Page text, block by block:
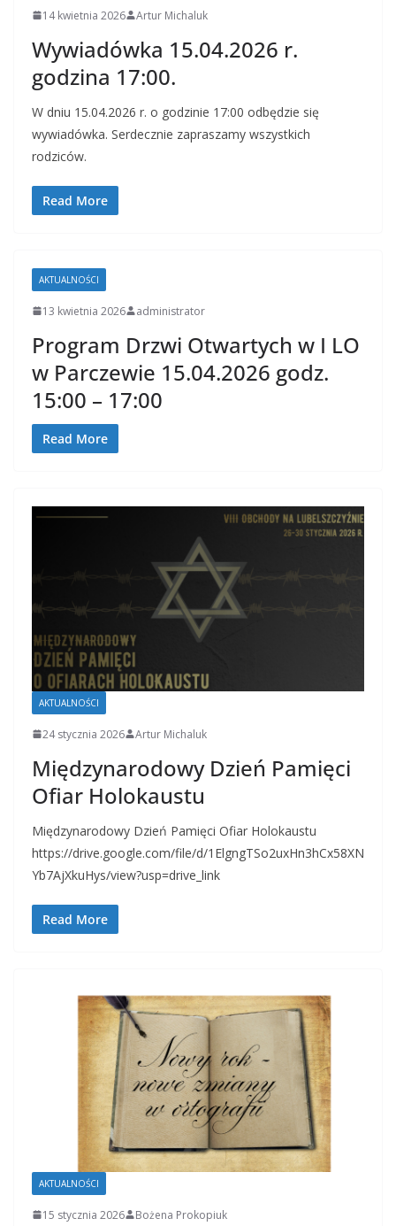
14 kwietnia 2026 Artur Michaluk
Wywiadówka 15.04.2026 r.
godzina 17:00.
W dniu 15.04.2026 r. o godzinie 17:00 odbędzie się
wywiadówka. Serdecznie zapraszamy wszystkich
rodziców.
Read More
AKTUALNOŚCI
13 kwietnia 2026 administrator
Program Drzwi Otwartych w I LO
w Parczewie 15.04.2026 godz.
15:00 – 17:00
Read More
AKTUALNOŚCI
24 stycznia 2026 Artur Michaluk
Międzynarodowy Dzień Pamięci
Ofiar Holokaustu
Międzynarodowy Dzień Pamięci Ofiar Holokaustu
https://drive.google.com/file/d/1ElgngTSo2uxHn3hCx58XN
Yb7AjXkuHys/view?usp=drive_link
Read More
AKTUALNOŚCI
15 stycznia 2026 Bożena Prokopiuk